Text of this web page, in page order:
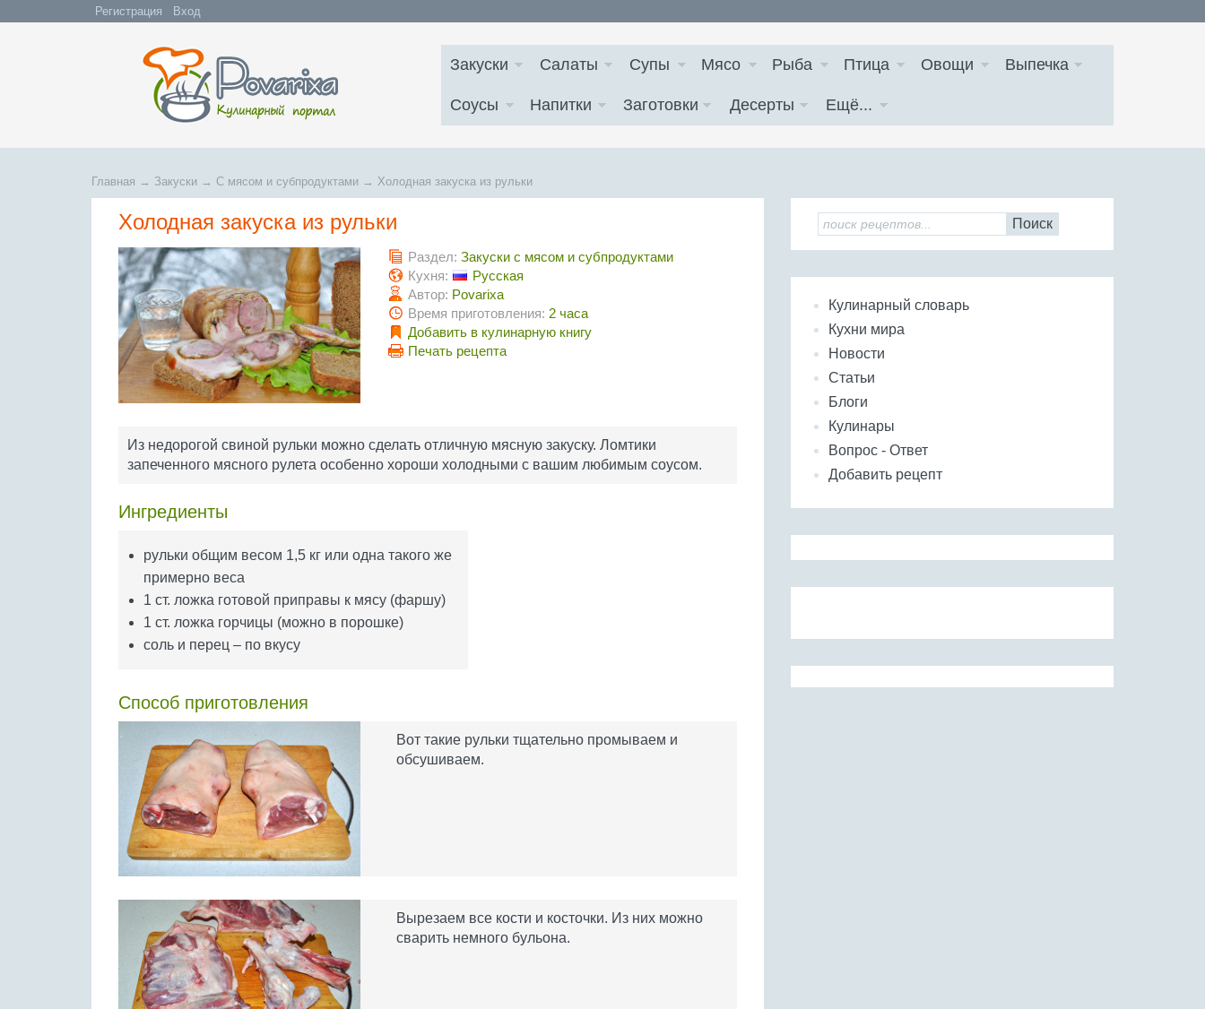
Регистрация Вход
Закуски Салаты Супы Мясо Рыба Птица Овощи Выпечка
Соусы Напитки Заготовки Десерты Ещё...
Главная → Закуски → С мясом и субпродуктами → Холодная закуска из рульки
Холодная закуска из рульки
Раздел: Закуски с мясом и субпродуктами
Кухня:
Русская
Автор: Povarixa
Время приготовления: 2 часа
Добавить в кулинарную книгу
Печать рецепта
Из недорогой свиной рульки можно сделать отличную мясную закуску. Ломтики
запеченного мясного рулета особенно хороши холодными с вашим любимым соусом.
Ингредиенты
рульки общим весом 1,5 кг или одна такого же
примерно веса
1 ст. ложка готовой приправы к мясу (фаршу)
1 ст. ложка горчицы (можно в порошке)
соль и перец – по вкусу
Способ приготовления
Вот такие рульки тщательно промываем и
обсушиваем.
Вырезаем все кости и косточки. Из них можно
сварить немного бульона.
Поиск
Кулинарный словарь
Кухни мира
Новости
Статьи
Блоги
Кулинары
Вопрос - Ответ
Добавить рецепт